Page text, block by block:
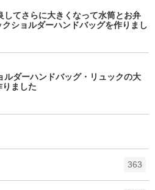
てさらに大きくなって水筒とお弁
ショルダーハンドバッグを作りまし
ダーハンドバッグ・リュックの大
りました
363